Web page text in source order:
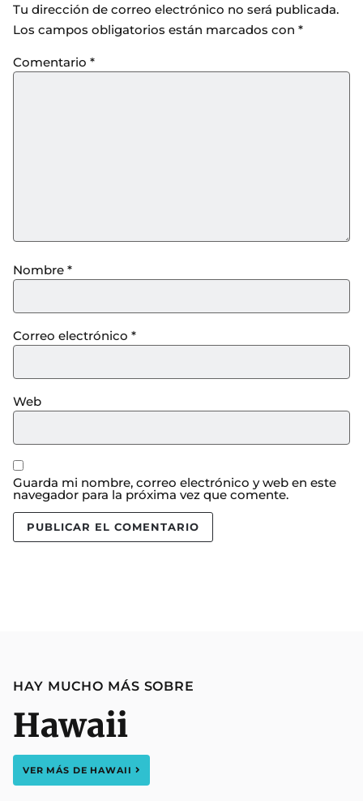
Tu dirección de correo electrónico no será publicada.
Los campos obligatorios están marcados con *
Comentario *
Nombre *
Correo electrónico *
Web
Guarda mi nombre, correo electrónico y web en este
navegador para la próxima vez que comente.
HAY MUCHO MÁS SOBRE
Hawaii
VER MÁS DE HAWAII